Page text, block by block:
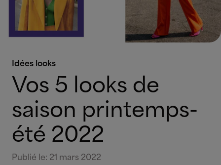
Idées looks
Vos 5 looks de
saison printemps-
été 2022
Publié le: 21 mars 2022